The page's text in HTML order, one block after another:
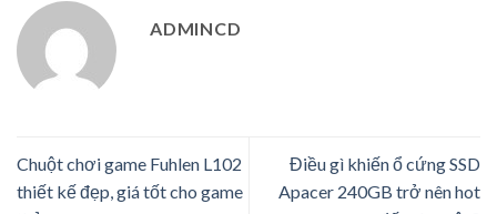
ADMINCD
Chuột chơi game Fuhlen L102
thiết kế đẹp, giá tốt cho game
Điều gì khiến ổ cứng SSD
Apacer 240GB trở nên hot